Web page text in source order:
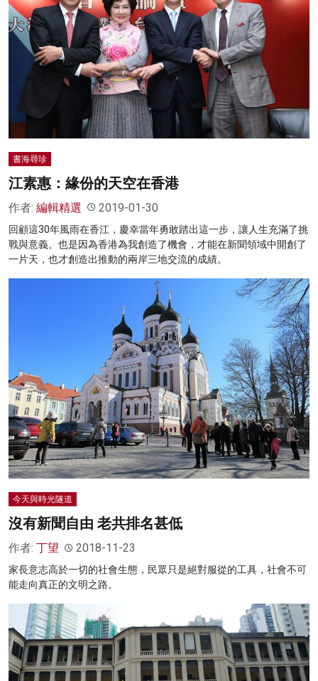
書海尋珍
江素惠：緣份的天空在香港
作者: 編輯精選 2019-01-30
回顧這30年風雨在香江，慶幸當年勇敢踏出這一步，讓人生充滿了挑
戰與意義。也是因為香港為我創造了機會，才能在新聞領域中開創了
一片天，也才創造出推動的兩岸三地交流的成績。
今天與時光隧道
沒有新聞自由 老共排名甚低
作者: 丁望 2018-11-23
家長意志高於一切的社會生態，民眾只是絕對服從的工具，社會不可
能走向真正的文明之路。